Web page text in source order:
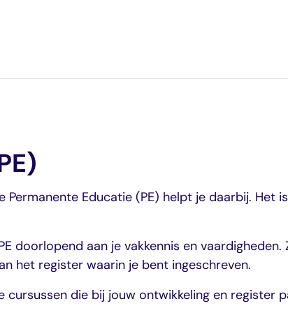
Educatie (PE) helpt je daarbij. Het
doorlopend aan je vakkennis en
het register waarin je bent ingeschreven.
die bij jouw ontwikkeling en register